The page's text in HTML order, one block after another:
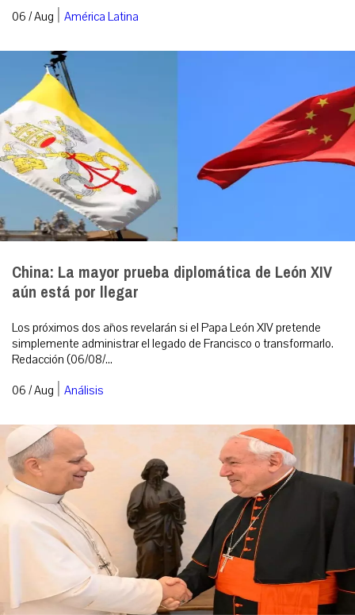
06 / Aug | América Latina
China: La mayor prueba diplomática de León XIV
aún está por llegar
Los próximos dos años revelarán si el Papa León XIV pretende
simplemente administrar el legado de Francisco o transformarlo.
Redacción (06/08/...
06 / Aug | Análisis